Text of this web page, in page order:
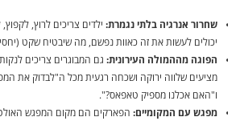
שחרור אנרגיה בלתי נגמרת: ילדים צריכים לרוץ,
יכולים לעשות את זה כאוות נפשם, מה שיבטיח שקט
הפוגה מההמולה העירונית: גם המבוגרים צריכים
מציעים שלווה ירוקה ושכחה רגעית מכל ה"לבדוק את
ו"האם אכלנו מספיק טאפאס?".
מפגש עם המקומיים: הפארקים הם מקום המפגש